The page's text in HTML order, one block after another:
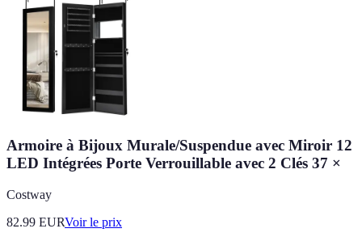
Armoire à Bijoux Murale/Suspendue avec Miroir 12
LED Intégrées Porte Verrouillable avec 2 Clés 37 ×
Costway
82.99 EURVoir le prix